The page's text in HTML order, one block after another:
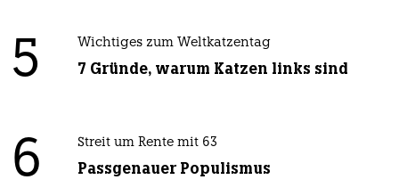
5 Wichtiges zum Weltkatzentag
7 Gründe, warum Katzen links sind
6 Streit um Rente mit 63
Passgenauer Populismus